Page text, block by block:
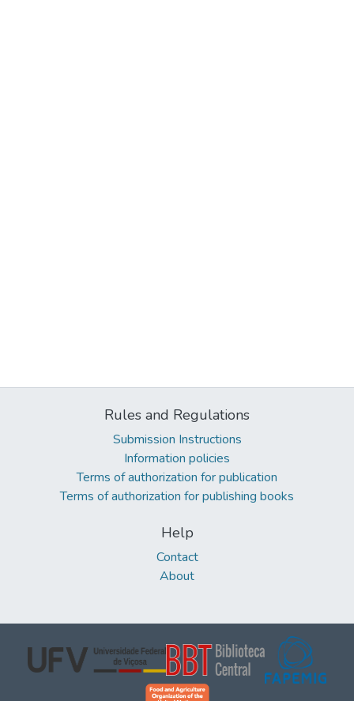
Rules and Regulations
Submission Instructions
Information policies
Terms of authorization for publication
Terms of authorization for publishing books
Help
Contact
About